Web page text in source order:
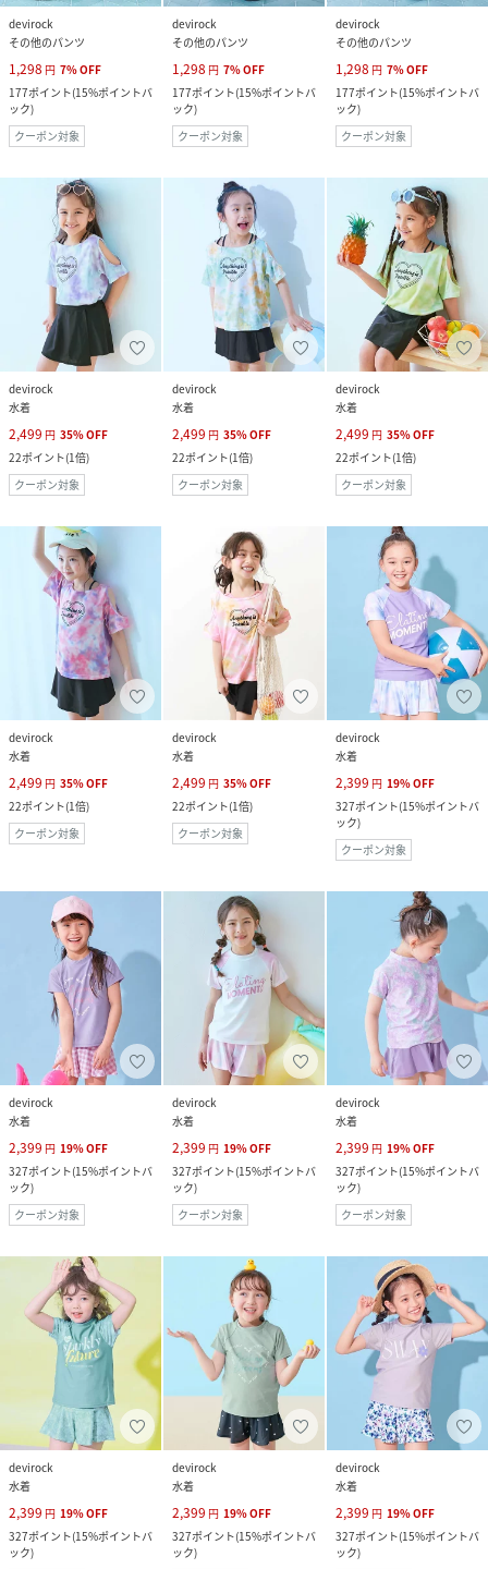
devirock
その他のパンツ
1,298 円 7%OFF
177ポイント(15%ポイントバ
ック)
クーポン対象
devirock
その他のパンツ
1,298 円 7%OFF
177ポイント(15%ポイントバ
ック)
クーポン対象
devirock
その他のパンツ
1,298 円 7%OFF
177ポイント(15%ポイントバ
ック)
クーポン対象
devirock
水着
2,499 円 35%OFF
22ポイント(1倍)
クーポン対象
devirock
水着
2,499 円 35%OFF
22ポイント(1倍)
クーポン対象
devirock
水着
2,499 円 35%OFF
22ポイント(1倍)
クーポン対象
devirock
水着
2,499 円 35%OFF
22ポイント(1倍)
クーポン対象
devirock
水着
2,499 円 35%OFF
22ポイント(1倍)
クーポン対象
devirock
水着
2,399 円 19%OFF
327ポイント(15%ポイントバ
ック)
クーポン対象
devirock
水着
2,399 円 19%OFF
327ポイント(15%ポイントバ
ック)
クーポン対象
devirock
水着
2,399 円 19%OFF
327ポイント(15%ポイントバ
ック)
クーポン対象
devirock
水着
2,399 円 19%OFF
327ポイント(15%ポイントバ
ック)
クーポン対象
devirock
水着
2,399 円 19%OFF
327ポイント(15%ポイントバ
ック)
devirock
水着
2,399 円 19%OFF
327ポイント(15%ポイントバ
ック)
devirock
水着
2,399 円 19%OFF
327ポイント(15%ポイントバ
ック)